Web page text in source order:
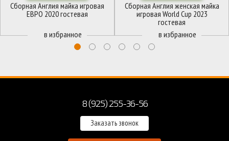
Сборная Англия майка игровая
ЕВРО 2020 гостевая
Сборная Англия женская майка
игровая World Cup 2023
гостевая
8 (925) 255-36-56
Заказать звонок